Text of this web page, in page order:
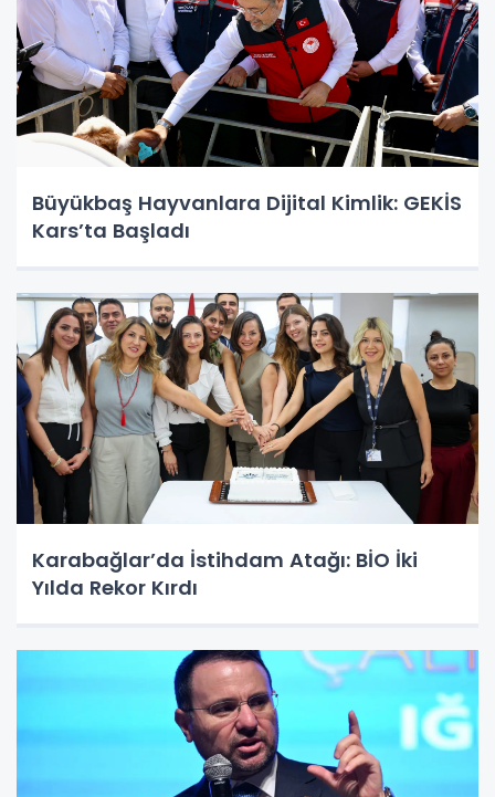
Büyükbaş Hayvanlara Dijital Kimlik: GEKİS
Kars’ta Başladı
Karabağlar’da İstihdam Atağı: BİO İki
Yılda Rekor Kırdı